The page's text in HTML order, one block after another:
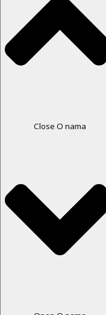
Close O nama